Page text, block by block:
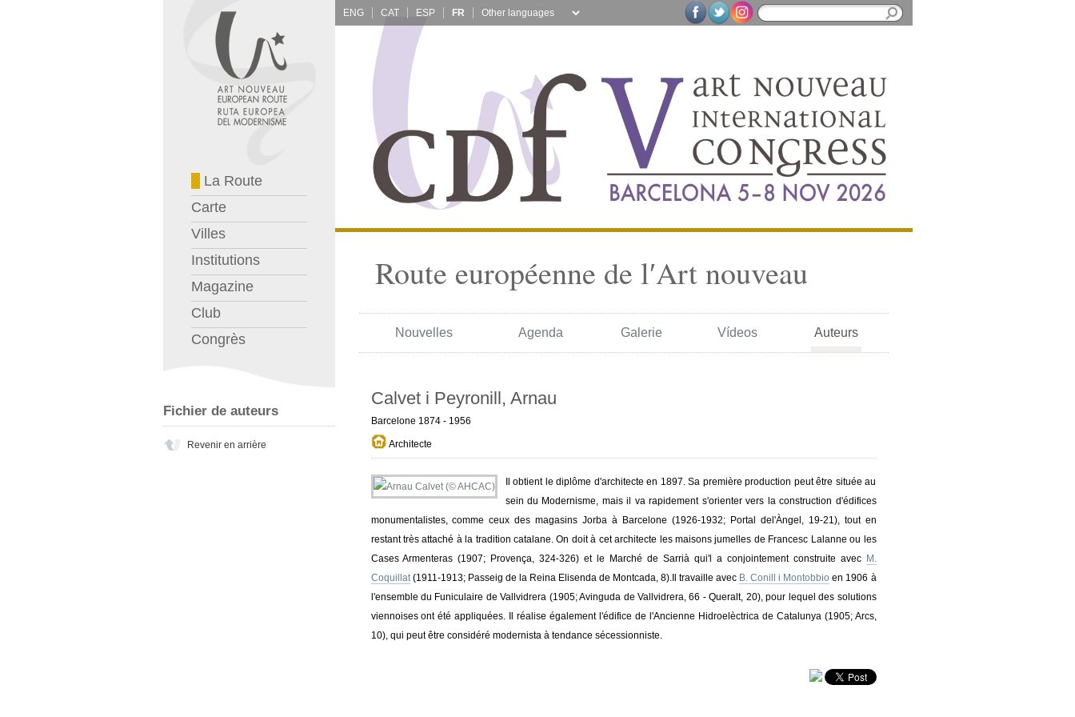
La Route
Carte
Villes
Institutions
Magazine
Club
Congrès
Fichier de auteurs
Revenir en arrière
ENG CAT ESP FR
Route européenne de l′Art nouveau
Nouvelles Agenda Galerie Vídeos Auteurs
Calvet i Peyronill, Arnau
Barcelone 1874 - 1956
Architecte
Il obtient le diplôme d'architecte en 1897. Sa première production peut être située au
sein du Modernisme, mais il va rapidement s'orienter vers la construction d'édifices
monumentalistes, comme ceux des magasins Jorba à Barcelone (1926-1932; Portal del'Àngel, 19-21), tout en
restant très attaché à la tradition catalane. On doit à cet architecte les maisons jumelles de Francesc Lalanne ou les
Cases Armenteras (1907; Provença, 324-326) et le Marché de Sarrià qui'l a conjointement construite avec M.
Coquillat(1911-1913; Passeig de la Reina Elisenda de Montcada, 8).Il travaille avec B. Conill i Montobbio en 1906 à
l'ensemble du Funiculaire de Vallvidrera (1905; Avinguda de Vallvidrera, 66 - Queralt, 20), pour lequel des solutions
viennoises ont été appliquées. Il réalise également l'édifice de l'Ancienne Hidroelèctrica de Catalunya (1905; Arcs,
10), qui peut être considéré modernista à tendance sécessionniste.